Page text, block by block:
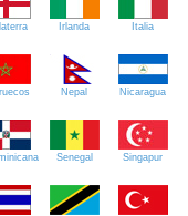
Irlanda Italia
Nepal Nicaragua
Senegal Singapur